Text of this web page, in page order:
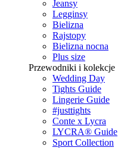
Jeansy
Legginsy
Bielizna
Rajstopy
Bielizna nocna
Plus size
Przewodniki i kolekcje
Wedding Day
Tights Guide
Lingerie Guide
#justtights
Conte x Lycra
LYCRA® Guide
Sport Сollection